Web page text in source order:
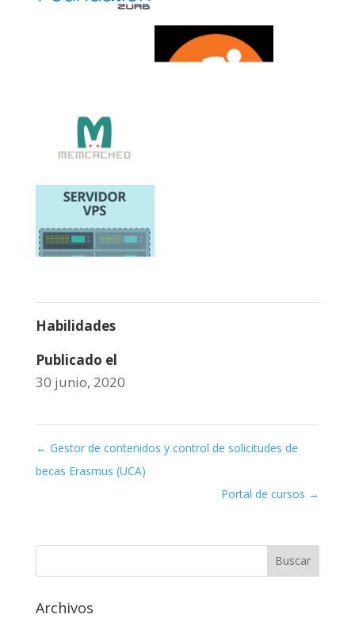
Habilidades
Publicado el
30 junio, 2020
← Gestor de contenidos y control de solicitudes de
becas Erasmus (UCA)
Portal de cursos →
Archivos